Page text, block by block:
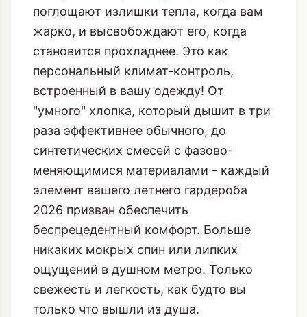
поглощают излишки тепла, когда вам
жарко, и высвобождают его, когда
становится прохладнее. Это как
персональный климат-контроль,
встроенный в вашу одежду! От
"умного" хлопка, который дышит в три
раза эффективнее обычного, до
синтетических смесей с фазово-
меняющимися материалами - каждый
элемент вашего летнего гардероба
2026 призван обеспечить
беспрецедентный комфорт. Больше
никаких мокрых спин или липких
ощущений в душном метро. Только
свежесть и легкость, как будто вы
только что вышли из душа.